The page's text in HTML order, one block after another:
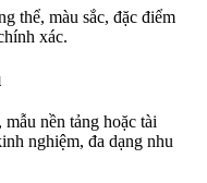
thể, màu sắc, đặc điểm
xác.
nền tảng hoặc tài
nghiệm, đa dạng nhu